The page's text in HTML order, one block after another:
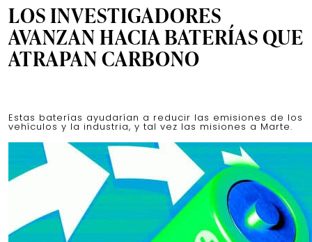
LOS INVESTIGADORES
AVANZAN HACIA BATERÍAS QUE
ATRAPAN CARBONO
Estas baterías ayudarían a reducir las emisiones de los
vehículos y la industria, y tal vez las misiones a Marte.